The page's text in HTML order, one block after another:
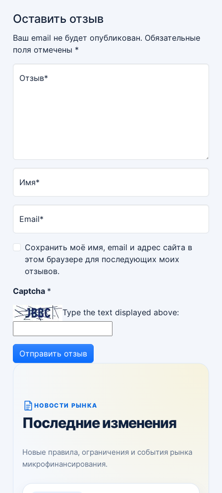
Оставить отзыв
Ваш email не будет опубликован. Обязательные
поля отмечены *
Отзыв*
Имя*
Email*
Сохранить моё имя, email и адрес сайта в
этом браузере для последующих моих
отзывов.
Captcha *
Type the text displayed above:
НОВОСТИ РЫНКА
Последние изменения
Новые правила, ограничения и события рынка
микрофинансирования.